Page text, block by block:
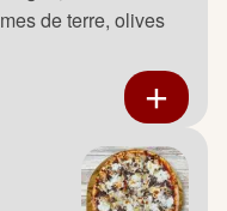
de terre, olives